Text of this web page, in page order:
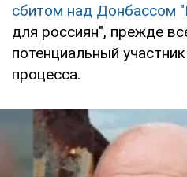
сбитом над Донбассом
для россиян", прежде
потенциальный
процесса.